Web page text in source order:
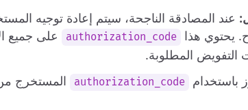
عند المصادقة الناجحة، سيتم إعادة توجيه
يحتوي هذا authorization_code
على جميع
التفويض المطلوبة.
باستخدام authorization_code
المستخرج